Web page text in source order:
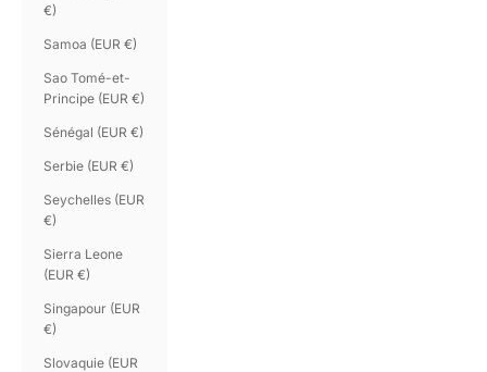
€)
Samoa (EUR €)
Sao Tomé-et-
Principe (EUR €)
Sénégal (EUR €)
Serbie (EUR €)
Seychelles (EUR
€)
Sierra Leone
(EUR €)
Singapour (EUR
€)
Slovaquie (EUR